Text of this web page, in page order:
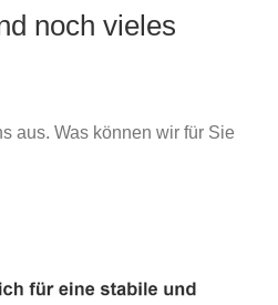
noch vieles
aus. Was können wir für Sie